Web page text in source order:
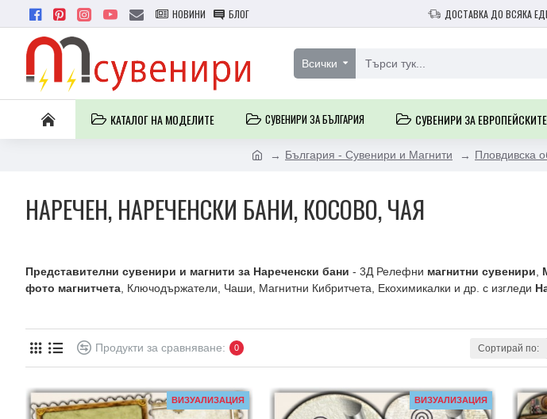
НОВИНИ БЛОГ ДОСТАВКА ДО ВСЯКА
Всички
КАТАЛОГ НА МОДЕЛИТЕ СУВЕНИРИ ЗА БЪЛГАРИЯ СУВЕНИРИ ЗА
България - Сувенири и Магнити Пловдивска
НАРЕЧЕН, НАРЕЧЕНСКИ БАНИ, КОСОВО, ЧАЯ
Представителни сувенири и магнити за Нареченски бани - 3Д Релефни магнитни сувенири
фото магнитчета , Ключодържатели, Чаши, Магнитни Кибритчета, Екохимикалки и др. с изгледи
Продукти за сравняване: 0 Сортирай по:
ВИЗУАЛИЗАЦИЯ ВИЗУАЛИЗАЦИЯ